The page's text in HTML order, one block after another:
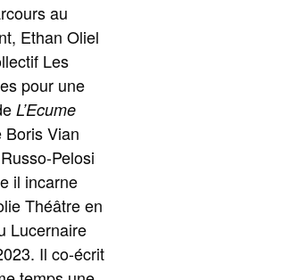
au
Ethan Oliel
Les
pour une
L’Ecume
Boris Vian
Pelosi
il incarne
Théâtre en
Lucernaire
Il co-écrit